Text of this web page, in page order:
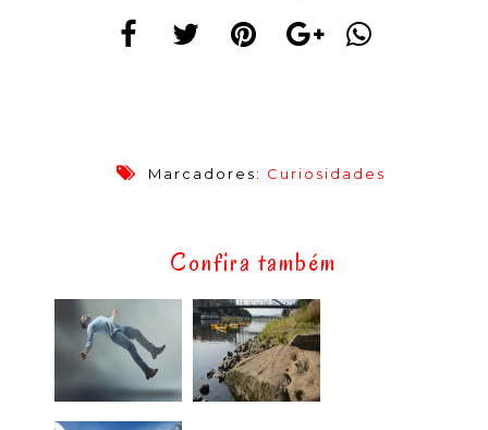
Marcadores: Curiosidades
Confira também